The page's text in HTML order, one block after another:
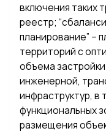
включения таких
реестр;
планирование” –
территорий с
объема
инженерной,
инфраструктур, в
функциональных
размещения